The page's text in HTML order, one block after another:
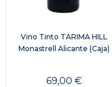
Vino Tinto TARIMA HILL
Monastrell Alicante (Caja)
69,00 €